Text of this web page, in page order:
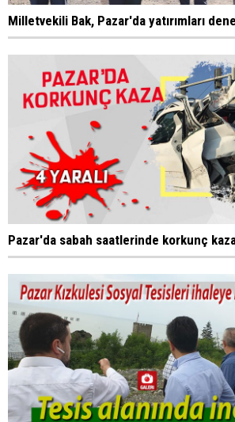
Milletvekili Bak, Pazar'da yatırımları
Pazar'da sabah saatlerinde korkunç